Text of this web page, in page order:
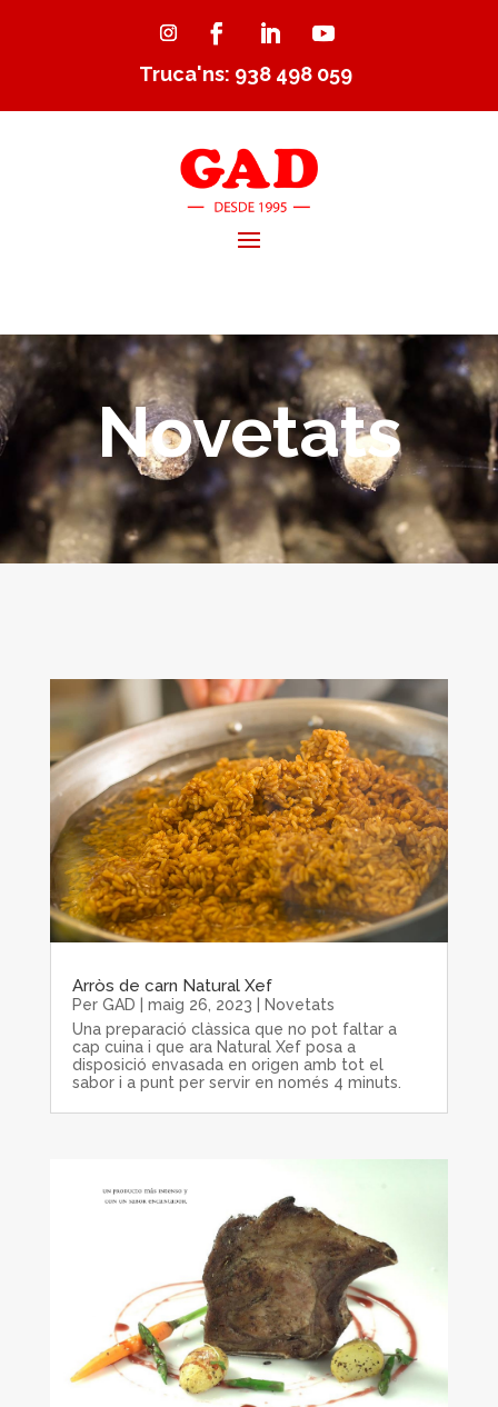
Truca'ns: 938 498 059
Novetats
Arròs de carn Natural Xef
Per GAD | maig 26, 2023 | Novetats
Una preparació clàssica que no pot faltar a
cap cuina i que ara Natural Xef posa a
disposició envasada en origen amb tot el
sabor i a punt per servir en només 4 minuts.